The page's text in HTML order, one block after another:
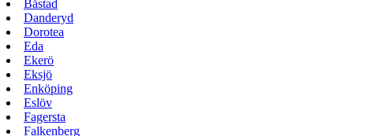
Båstad
Danderyd
Dorotea
Eda
Ekerö
Eksjö
Enköping
Eslöv
Fagersta
Falkenberg